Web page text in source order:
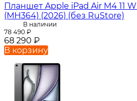
Планшет Apple iPad Air M4 11
(MH364) (2026) (без RuStore)
В наличии
78 490 ₽
68 290 ₽
В корзину